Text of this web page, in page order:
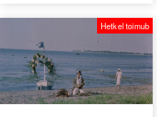
Hetkel toimub